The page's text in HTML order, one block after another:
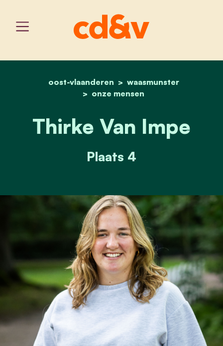
home
oost-vlaanderen
waasmunster
onze mensen
thirke van impe
Thirke Van Impe
Plaats 4